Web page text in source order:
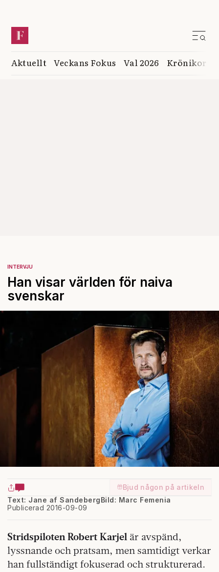
Aktuellt Veckans Fokus Val 2026 Krönikor
INTERVJU
Han visar världen för naiva
svenskar
Bjud någon på artikeln
Text: Jane af Sandeberg
Publicerad 2016-09-09
Bild: Marc Femenia
Stridspiloten Robert Karjel är avspänd,
lyssnande och pratsam, men samtidigt verkar
han fullständigt fokuserad och strukturerad.